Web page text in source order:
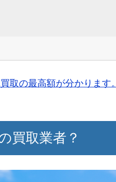
くて売却を決めました。
取の最高額が分かります。
買取業者？